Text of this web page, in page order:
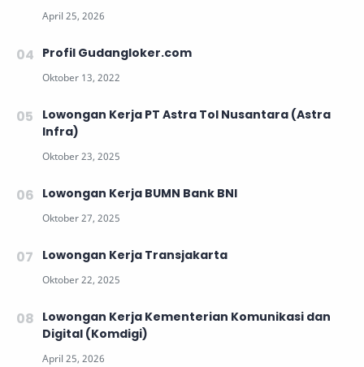
Profil Gudangloker.com
Lowongan Kerja PT Astra Tol Nusantara (Astra
Infra)
Lowongan Kerja BUMN Bank BNI
Lowongan Kerja Transjakarta
Lowongan Kerja Kementerian Komunikasi dan
Digital (Komdigi)